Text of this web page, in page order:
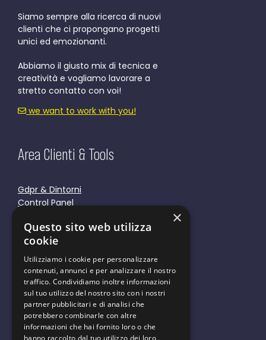
Siamo sempre alla ricerca di nuovi
clienti che ci propongano progetti
unici ed emozionanti.
Abbiamo il giusto mix di tecnica e
creatività e vogliamo lavorare a
stretto contatto con voi!
we want to work with you!
Area Clienti & Tools
Gdpr & Dintorni
Control Panel
Cookie Policy
Privacy Policy
We are green
×
Questo sito web utilizza
cookie
Utilizziamo i cookie per personalizzare
contenuti, annunci e per analizzare il nostro
traffico. Condividiamo inoltre informazioni
sul tuo utilizzo del nostro sito con i nostri
partner pubblicitari e di analisi che
potrebbero combinarle con altre
informazioni che hai fornito loro o che
hanno raccolto dal tuo utilizzo dei loro